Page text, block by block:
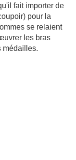
fait importer de
pour la
se relaient
les bras
médailles.